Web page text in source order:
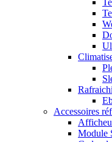
Accessoires
Module